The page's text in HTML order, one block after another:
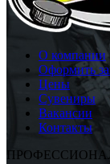
О компании
Оформить
Цены
Сувениры
Вакансии
Контакты